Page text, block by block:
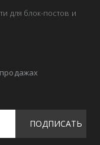
для блок-постов и
ПОДПИСАТЬ